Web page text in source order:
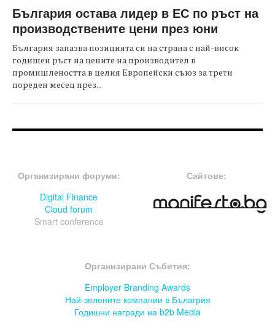
България остава лидер в ЕС по ръст на
производствените цени през юни
България запазва позицията си на страна с най-висок
годишен ръст на цените на производител в
промишлеността в целия Европейски съюз за трети
пореден месец през...
Организирани форуми:
Digital Finance
Cloud forum
Smart conference
Сайтове:
Организирани Събития:
Employer Branding Awards
Най-зелените компании в Бълагрия
Годишни награди на b2b Media